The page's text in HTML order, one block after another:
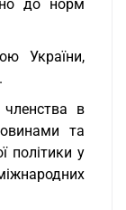
до норм
України,
членства в
та
політики у